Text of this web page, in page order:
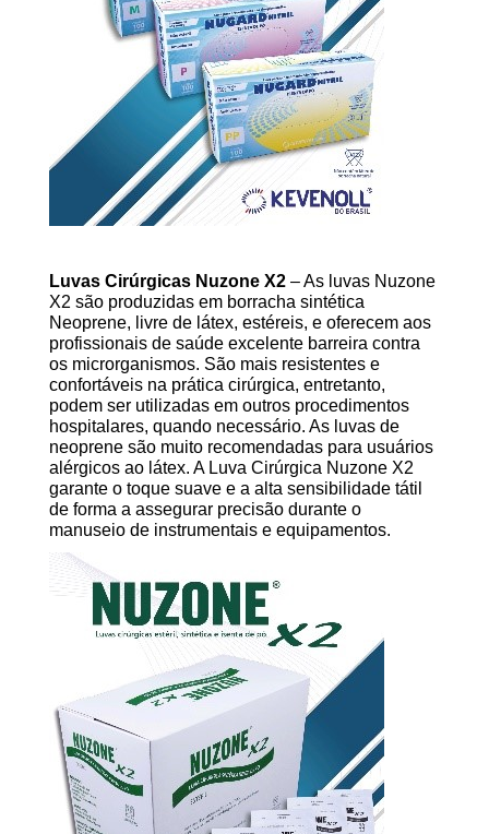
Luvas Cirúrgicas Nuzone X2– As luvas Nuzone
X2 são produzidas em borracha sintética
Neoprene, livre de látex, estéreis, e oferecem aos
profissionais de saúde excelente barreira contra
os microrganismos. São mais resistentes e
confortáveis na prática cirúrgica, entretanto,
podem ser utilizadas em outros procedimentos
hospitalares, quando necessário. As luvas de
neoprene são muito recomendadas para usuários
alérgicos ao látex. A Luva Cirúrgica Nuzone X2
garante o toque suave e a alta sensibilidade tátil
de forma a assegurar precisão durante o
manuseio de instrumentais e equipamentos.